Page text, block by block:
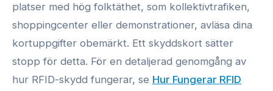
platser med hög folktäthet, som kollektivtrafiken,
shoppingcenter eller demonstrationer, avläsa dina
kortuppgifter obemärkt. Ett skyddskort sätter
stopp för detta. För en detaljerad genomgång av
hur RFID-skydd fungerar, se Hur Fungerar RFID